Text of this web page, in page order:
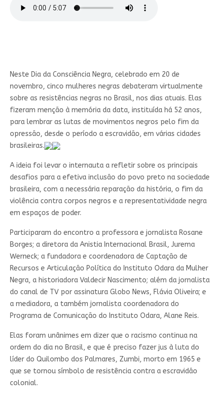
Neste Dia da Consciência Negra, celebrado em 20 de
novembro, cinco mulheres negras debateram virtualmente
sobre as resistências negras no Brasil, nos dias atuais. Elas
fizeram menção à memória da data, instituída há 52 anos,
para lembrar as lutas de movimentos negros pelo fim da
opressão, desde o período a escravidão, em várias cidades
brasileiras.
A ideia foi levar o internauta a refletir sobre os principais
desafios para a efetiva inclusão do povo preto na sociedade
brasileira, com a necessária reparação da história, o fim da
violência contra corpos negros e a representatividade negra
em espaços de poder.
Participaram do encontro a professora e jornalista Rosane
Borges; a diretora da Anistia Internacional Brasil, Jurema
Werneck; a fundadora e coordenadora de Captação de
Recursos e Articulação Política do Instituto Odara da Mulher
Negra, a historiadora Valdecir Nascimento; além da jornalista
do canal de TV por assinatura Globo News, Flávia Oliveira; e
a mediadora, a também jornalista coordenadora do
Programa de Comunicação do Instituto Odara, Alane Reis.
Elas foram unânimes em dizer que o racismo continua na
ordem do dia no Brasil, e que é preciso fazer jus à luta do
líder do Quilombo dos Palmares, Zumbi, morto em 1965 e
que se tornou símbolo de resistência contra a escravidão
colonial.